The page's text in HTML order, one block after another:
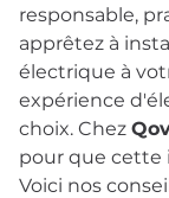
responsable,
apprêtez à
électrique à
expérience
choix. Chez
pour que cette
Voici nos